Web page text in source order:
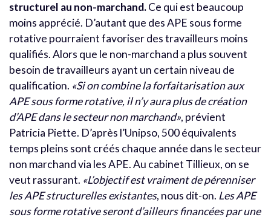
structurel au non-marchand.Ce qui est beaucoup
moins apprécié. D’autant que des APE sous forme
rotative pourraient favoriser des travailleurs moins
qualifiés. Alors que le non-marchand a plus souvent
besoin de travailleurs ayant un certain niveau de
qualification. «Si on combine la forfaitarisation aux
APE sous forme rotative, il n’y aura plus de création
d’APE dans le secteur non marchand», prévient
Patricia Piette. D’après l’Unipso, 500 équivalents
temps pleins sont créés chaque année dans le secteur
non marchand via les APE. Au cabinet Tillieux, on se
veut rassurant. «L’objectif est vraiment de pérenniser
les APE structurelles existantes, nous dit-on. Les APE
sous forme rotative seront d’ailleurs financées par une